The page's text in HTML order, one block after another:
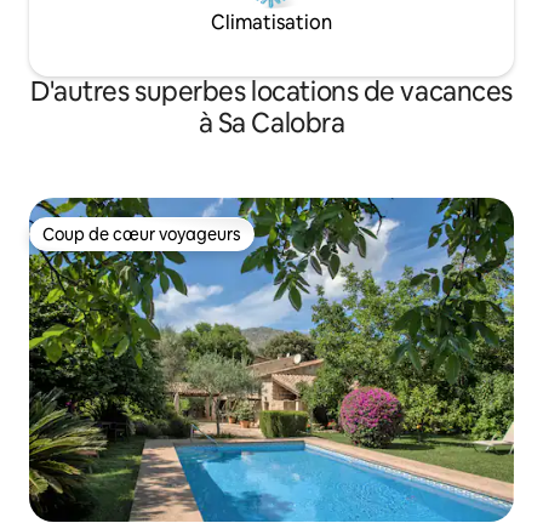
Climatisation
D'autres superbes locations de vacances
à Sa Calobra
Coup de cœur voyageurs
Coup de cœur voyageurs